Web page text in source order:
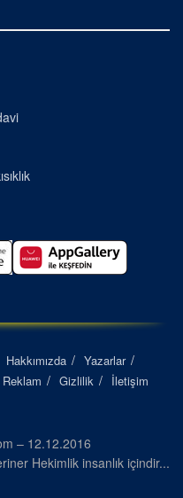
Hakkımızda
Yazarlar
Reklam Gizlilik İletişim
– 12.12.2016
Hekimlik insanlık içindir...